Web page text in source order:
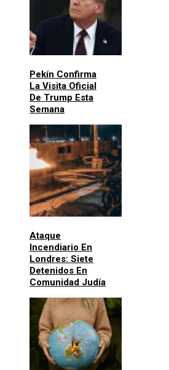
Pekín Confirma
La Visita Oficial
De Trump Esta
Semana
Ataque
Incendiario En
Londres: Siete
Detenidos En
Comunidad Judía